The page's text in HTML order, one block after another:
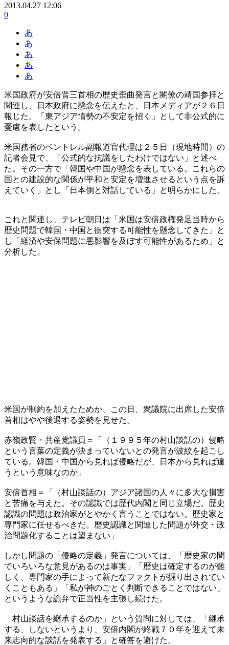
2013.04.27 12:06
0
あ
あ
あ
あ
あ
米国政府が安倍晋三首相の歴史歪曲発言と閣僚の靖国参拝と
関連し、日本政府に懸念を伝えたと、日本メディアが２６日
報じた。「東アジア情勢の不安定を招く」として非公式的に
憂慮を表したという。
米国務省のベントレル副報道官代理は２５日（現地時間）の
記者会見で、「公式的な抗議をしたわけではない」と述べ
た。その一方で「韓国や中国が懸念を表している。これらの
国との建設的な関係が平和と安定を増進させるという点を訴
えていく」とし「日本側と対話している」と明らかにした。
これと関連し、テレビ朝日は「米国は安倍政権発足当時から
歴史問題で韓国・中国と衝突する可能性を懸念してきた」と
し「経済や安保問題に悪影響を及ぼす可能性があるため」と
分析した。
米国が制約を加えたためか、この日、衆議院に出席した安倍
首相はやや後退する姿勢を見せた。
赤嶺政賢・共産党議員＝「（１９９５年の村山談話の）侵略
という言葉の定義が決まっていないとの発言が波紋を起こし
ている。韓国・中国から見れば侵略だが、日本から見れば違
うという意味なのか」
安倍首相＝「（村山談話の）アジア諸国の人々に多大な損害
と苦痛を与えた。その認識では歴代内閣と同じ立場だ。歴史
認識の問題は政治家がとやかく言うことではない。歴史家と
専門家に任せるべきだ。歴史認識と関連した問題が外交・政
治問題化することは望まない」
しかし問題の「侵略の定義」発言については、「歴史家の間
でいろいろな意見があるのは事実」「歴史は確定するのが難
しく、専門家の手によって新たなファクトが掘り出されてい
くこともある」「私が神のごとく判断できることではない」
というような詭弁で正当性を主張し続けた。
「村山談話を継承するのか」という質問に対しては、「継承
する、しないというより、安倍内閣が終戦７０年を迎えて未
来志向的な談話を発表する」と確答を避けた。